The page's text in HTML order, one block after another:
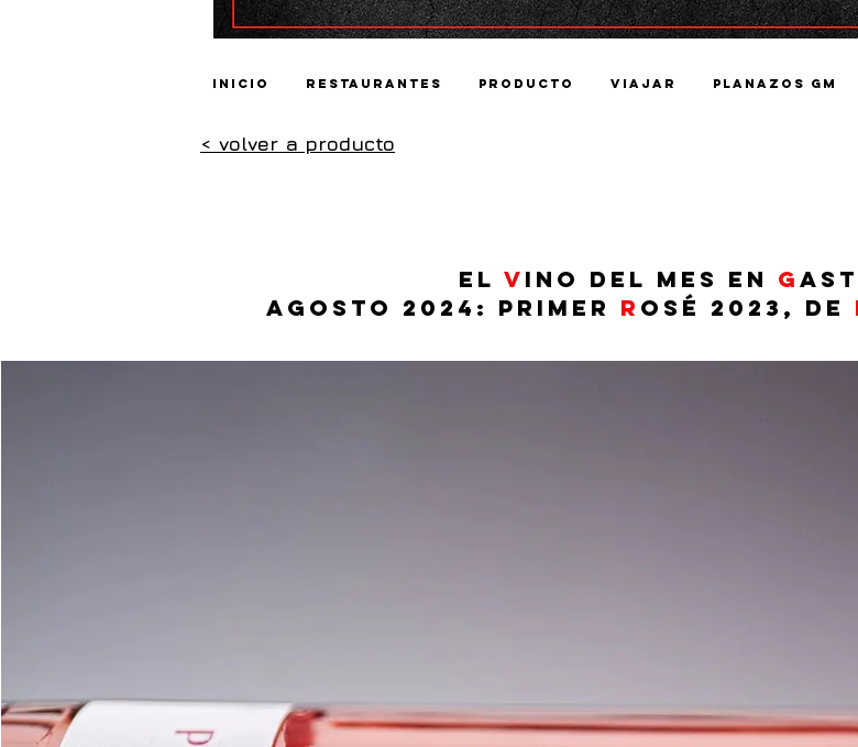
Inicio Restaurantes Producto Viajar Planazos GM
< volver a producto
El v ino del mes en G
Agosto 2024: Primer R osé 2023, de